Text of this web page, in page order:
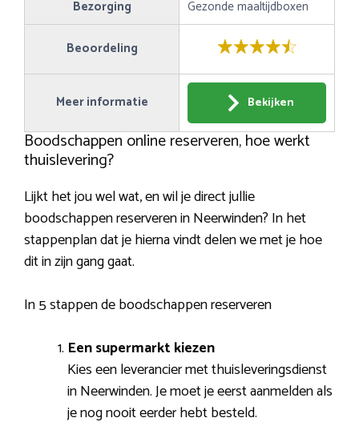
Bezorging Gezonde maaltijdboxen
Beoordeling
Meer informatie Bekijken
Boodschappen online reserveren, hoe werkt
thuislevering?
Lijkt het jou wel wat, en wil je direct jullie
boodschappen reserveren in Neerwinden? In het
stappenplan dat je hierna vindt delen we met je hoe
dit in zijn gang gaat.
In 5 stappen de boodschappen reserveren
Een supermarkt kiezen
Kies een leverancier met thuisleveringsdienst
in Neerwinden. Je moet je eerst aanmelden als
je nog nooit eerder hebt besteld.